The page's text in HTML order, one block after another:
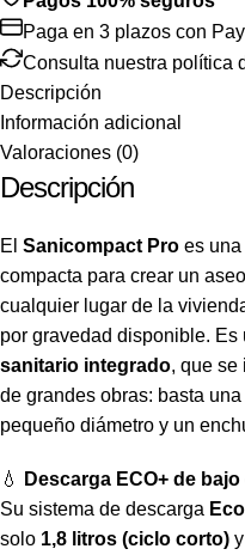
Paga en 3 plazos con
Consulta nuestra política
Descripción
Información adicional
Valoraciones (0)
Descripción
El Sanicompact Pro es
compacta para crear un
cualquier lugar de la
por gravedad disponible. Es
sanitario integrado, que se
de grandes obras: basta
pequeño diámetro y un
💧
Descarga ECO+ de
Su sistema de descarga
solo 1,8 litros (ciclo corto) y